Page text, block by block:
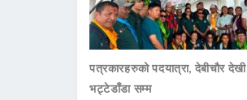
पत्रकारहरुको पदयात्रा, देबीचौर देखी
भट्टेडाँडा सम्म